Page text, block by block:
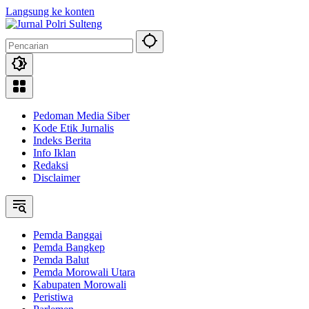
Langsung ke konten
Pedoman Media Siber
Kode Etik Jurnalis
Indeks Berita
Info Iklan
Redaksi
Disclaimer
Pemda Banggai
Pemda Bangkep
Pemda Balut
Pemda Morowali Utara
Kabupaten Morowali
Peristiwa